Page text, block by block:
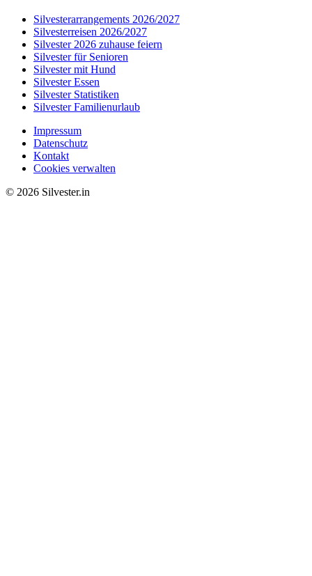
Silvesterarrangements 2026/2027
Silvesterreisen 2026/2027
Silvester 2026 zuhause feiern
Silvester für Senioren
Silvester mit Hund
Silvester Essen
Silvester Statistiken
Silvester Familienurlaub
Impressum
Datenschutz
Kontakt
Cookies verwalten
© 2026 Silvester.in